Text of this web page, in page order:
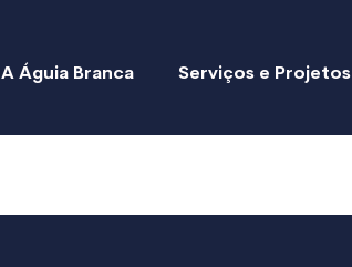
A Águia Branca Serviços e Projetos